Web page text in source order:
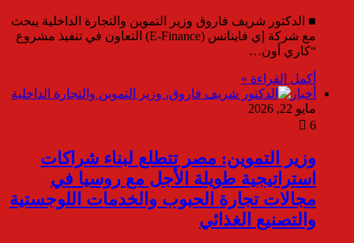
■ الدكتور شريف فاروق وزير التموين والتجارة الداخلية يبحث
مع شركة إي فاينانس (E-Finance) التعاون في تنفيذ مشروع
“كاري أون…
أكمل القراءة »
أخبار
مايو 22, 2026
6
وزير التموين: مصر تتطلع لبناء شراكات
استراتيجية طويلة الأجل مع روسيا في
مجالات تجارة الحبوب والخدمات اللوجستية
والتصنيع الغذائي